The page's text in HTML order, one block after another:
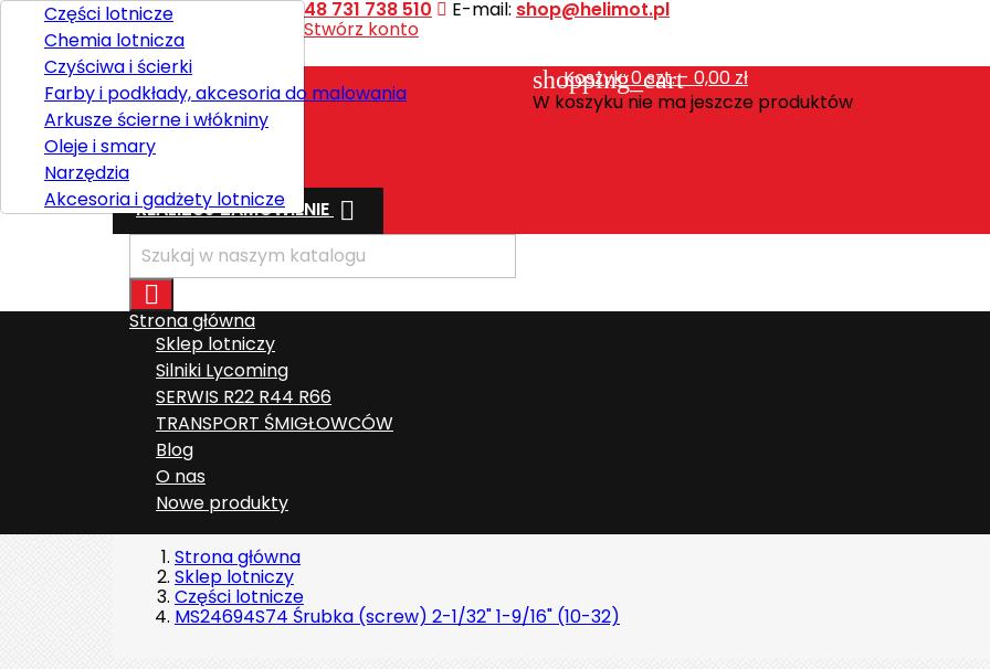
Kontakt Telefon:+48 731 738 510 E-mail: shop@helimot.pl
Witaj,
Stwórz konto
Polski
shopping_cart
Koszyk:0szt. - 0,00 zł
W koszyku nie ma jeszcze produktów
Wysyłka
Razem
REALIZUJ ZAMÓWIENIE 

Strona główna
Sklep lotniczy
Części lotnicze
Chemia lotnicza
Czyściwa i ścierki
Farby i podkłady, akcesoria do malowania
Arkusze ścierne i włókniny
Oleje i smary
Narzędzia
Akcesoria i gadżety lotnicze
Silniki Lycoming
SERWIS R22 R44 R66
TRANSPORT ŚMIGŁOWCÓW
Blog
O nas
Nowe produkty
Strona główna
Sklep lotniczy
Części lotnicze
MS24694S74 Śrubka (screw) 2-1/32" 1-9/16" (10-32)